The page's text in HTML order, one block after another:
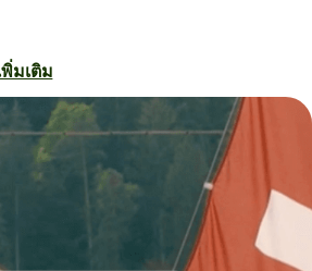
พิ่มเติม